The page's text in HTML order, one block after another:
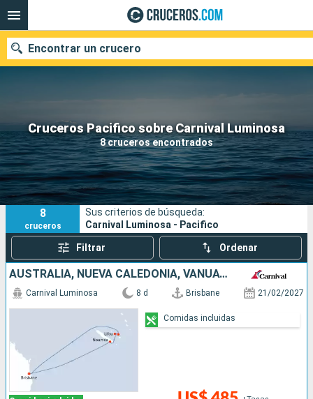
Cruceros Pacifico sobre Carnival Luminosa
8 cruceros encontrados
Encontrar un crucero
Nuestros destinos
Fecha de salida
Puertos Compañías
Buscar
8
cruceros
Sus criterios de búsqueda:
Carnival Luminosa - Pacifico
Filtrar Ordenar
AUSTRALIA, NUEVA CALEDONIA, VANUATU
Carnival Luminosa 8 d Brisbane 21/02/2027
Comidas incluidas